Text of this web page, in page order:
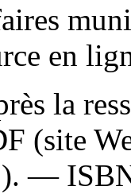
en
la
(site
—